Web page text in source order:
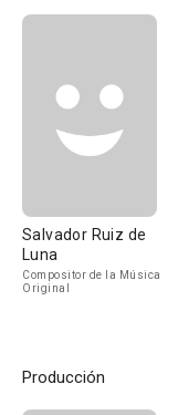
Salvador Ruiz de
Luna
Compositor de la Música
Original
Producción